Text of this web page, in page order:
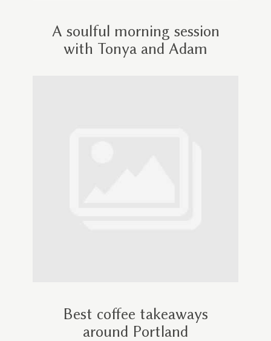
A soulful morning session
with Tonya and Adam
Best coffee takeaways
around Portland